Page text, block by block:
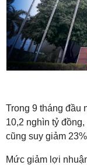
Trong 9 tháng đầu
10,2 nghìn tỷ
cũng suy giảm
Mức giảm lợi